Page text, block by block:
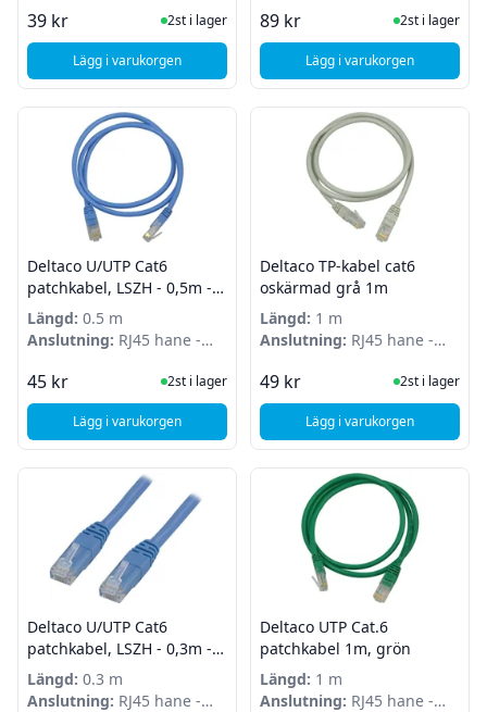
39 kr I Lager
2st i lager
Lägg i varukorgen, Deltaco U/UTP Cat6 patchkabel 0,3m, vit
89 kr I Lager
2st i lager
Lägg i varukorgen
, MicroConnect
Deltaco U/UTP Cat6
patchkabel, LSZH - 0,5m -
Blå
Längd: 0.5 m
Anslutning: RJ45 hane -
45 kr I Lager
2st i lager
Lägg i varukorgen, Deltaco U/UTP Cat6 patchkabel, LSZH - 0,5m - Blå
Deltaco TP-kabel cat6
oskärmad grå 1m
Längd: 1 m
Anslutning: RJ45 hane -
49 kr I Lager
2st i lager
Lägg i varukorgen, Deltaco TP-kabel
Deltaco U/UTP Cat6
patchkabel, LSZH - 0,3m -
Blå
Längd: 0.3 m
Anslutning: RJ45 hane -
Deltaco UTP Cat.6
patchkabel 1m, grön
Längd: 1 m
Anslutning: RJ45 hane -